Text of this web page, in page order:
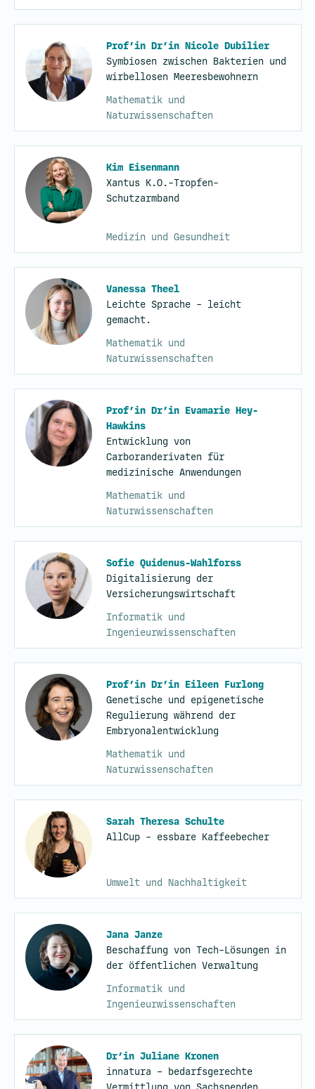
Prof’in Dr’in Nicole Dubilier
Symbiosen zwischen Bakterien und
wirbellosen Meeresbewohnern
Mathematik und
Naturwissenschaften
Kim Eisenmann
Xantus K.O.-Tropfen-
Schutzarmband
Medizin und Gesundheit
Vanessa Theel
Leichte Sprache - leicht
gemacht.
Mathematik und
Naturwissenschaften
Prof’in Dr’in Evamarie Hey-
Hawkins
Entwicklung von
Carboranderivaten für
medizinische Anwendungen
Mathematik und
Naturwissenschaften
Sofie Quidenus-Wahlforss
Digitalisierung der
Versicherungswirtschaft
Informatik und
Ingenieurwissenschaften
Prof’in Dr’in Eileen Furlong
Genetische und epigenetische
Regulierung während der
Embryonalentwicklung
Mathematik und
Naturwissenschaften
Sarah Theresa Schulte
AllCup - essbare Kaffeebecher
Umwelt und Nachhaltigkeit
Jana Janze
Beschaffung von Tech-Lösungen in
der öffentlichen Verwaltung
Informatik und
Ingenieurwissenschaften
Dr’in Juliane Kronen
innatura – bedarfsgerechte